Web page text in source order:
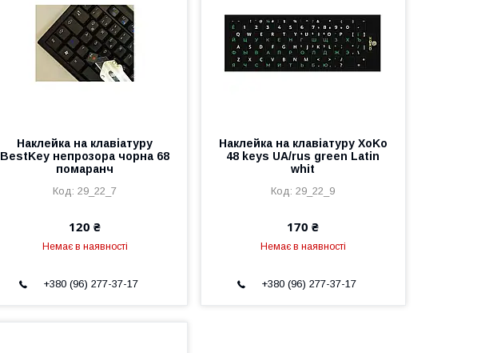
Наклейка на клавіатуру
BestKey непрозора чорна 68
помаранч
29_22_7
120 ₴
Немає в наявності
+380 (96) 277-37-17
Наклейка на клавіатуру XoKo
48 keys UA/rus green Latin
whit
29_22_9
170 ₴
Немає в наявності
+380 (96) 277-37-17